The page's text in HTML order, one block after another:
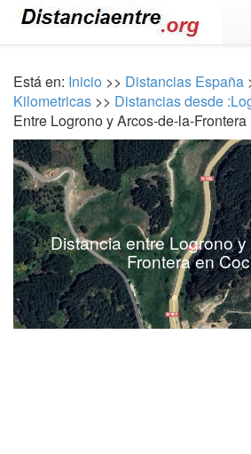
Está en: Inicio >> Distancias España
Kilometricas >> Distancias desde
Entre Logrono y Arcos-de-la-Frontera
Distancia entre Logrono
Frontera en